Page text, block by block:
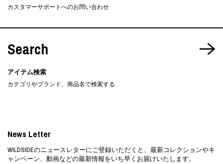
カスタマーサポートへのお問い合わせ
Search
アイテム検索
カテゴリやブランド、商品名で検索する
News Letter
WILDSIDEのニュースレターにご登録いただくと、最新コレクションやキ
ャンペーン、動画などの最新情報をいち早くお届けいたします。